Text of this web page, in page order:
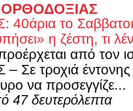
40άρια το
η ζέστη, τι
από τον
Σε τροχιά έντονης
να προσεγγίζε...
47 δευτερόλεπτα